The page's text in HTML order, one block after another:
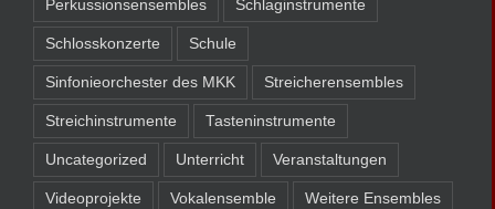
Perkussionsensembles Schlaginstrumente
Schlosskonzerte Schule
Sinfonieorchester des MKK Streicherensembles
Streichinstrumente Tasteninstrumente
Uncategorized Unterricht Veranstaltungen
Videoprojekte Vokalensemble Weitere Ensembles